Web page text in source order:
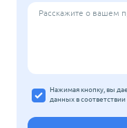
Расскажите о вашем
Нажимая кнопку, вы
данныхв